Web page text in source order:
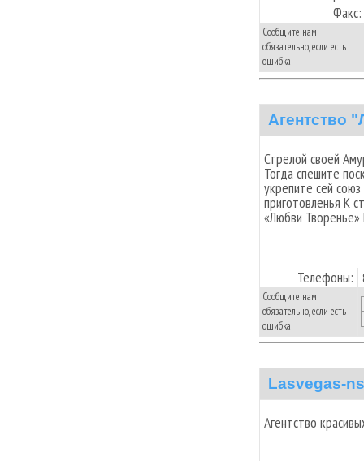
Факс:
Сообщите нам
обязательно, если есть
ошибка:
Агентство
Стрелой своей
Тогда спешите
укрепите сей
приготовленья К
«Любви
Телефоны:
Сообщите нам
обязательно, если есть
ошибка:
Lasvegas-
Агентство